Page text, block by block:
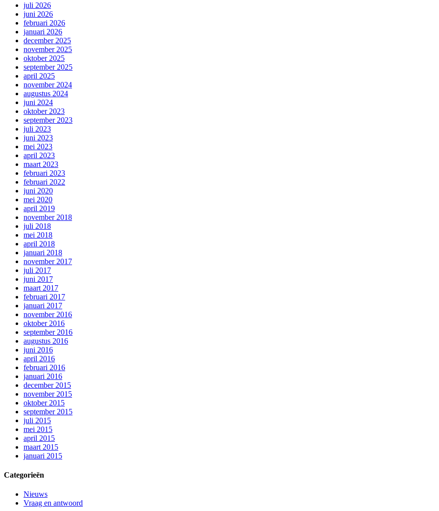
juli 2026
juni 2026
februari 2026
januari 2026
december 2025
november 2025
oktober 2025
september 2025
april 2025
november 2024
augustus 2024
juni 2024
oktober 2023
september 2023
juli 2023
juni 2023
mei 2023
april 2023
maart 2023
februari 2023
februari 2022
juni 2020
mei 2020
april 2019
november 2018
juli 2018
mei 2018
april 2018
januari 2018
november 2017
juli 2017
juni 2017
maart 2017
februari 2017
januari 2017
november 2016
oktober 2016
september 2016
augustus 2016
juni 2016
april 2016
februari 2016
januari 2016
december 2015
november 2015
oktober 2015
september 2015
juli 2015
mei 2015
april 2015
maart 2015
januari 2015
Categorieën
Nieuws
Vraag en antwoord